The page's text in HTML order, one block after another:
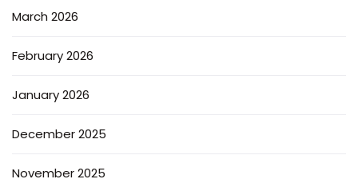
March 2026
February 2026
January 2026
December 2025
November 2025